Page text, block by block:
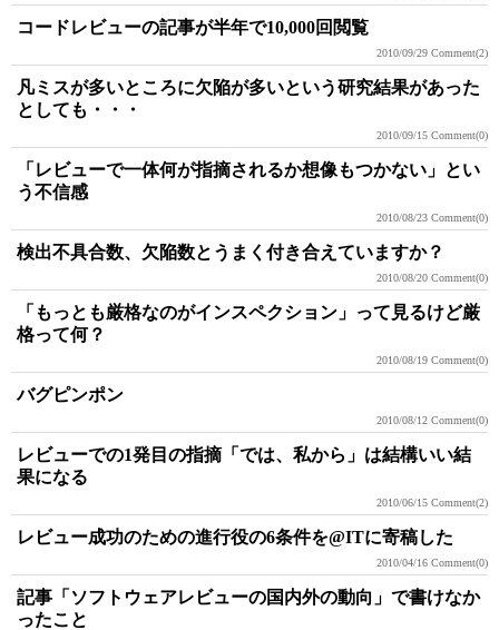
コードレビューの記事が半年で10,000回閲覧
2010/09/29 Comment(2)
凡ミスが多いところに欠陥が多いという研究結果があった
としても・・・
2010/09/15 Comment(0)
「レビューで一体何が指摘されるか想像もつかない」とい
う不信感
2010/08/23 Comment(0)
検出不具合数、欠陥数とうまく付き合えていますか？
2010/08/20 Comment(0)
「もっとも厳格なのがインスペクション」って見るけど厳
格って何？
2010/08/19 Comment(0)
バグピンポン
2010/08/12 Comment(0)
レビューでの1発目の指摘「では、私から」は結構いい結
果になる
2010/06/15 Comment(2)
レビュー成功のための進行役の6条件を@ITに寄稿した
2010/04/16 Comment(0)
記事「ソフトウェアレビューの国内外の動向」で書けなか
ったこと